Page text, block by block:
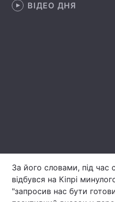
Тема оформлення
ВІДЕО ДНЯ
За його словами, під час
відбувся на Кіпрі
"запросив нас бути